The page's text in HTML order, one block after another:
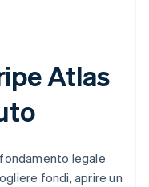
Atlas
legale
fondi, aprire un